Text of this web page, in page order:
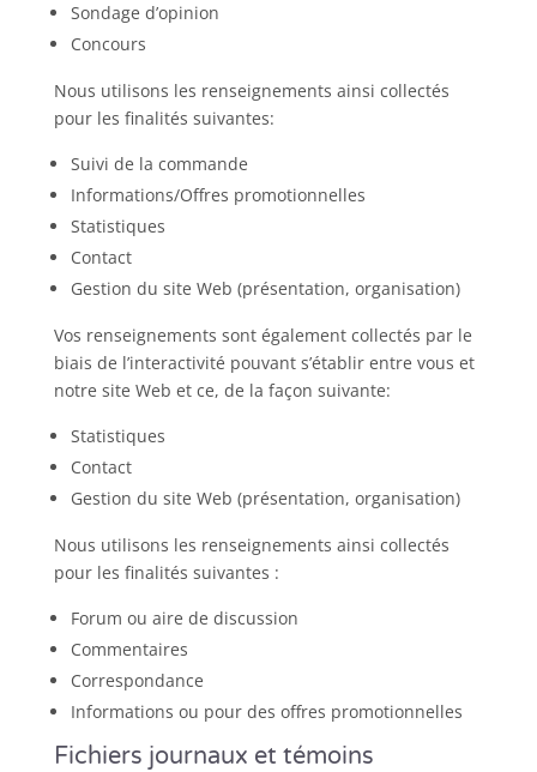
Sondage d’opinion
Concours
Nous utilisons les renseignements ainsi collectés
pour les finalités suivantes:
Suivi de la commande
Informations/Offres promotionnelles
Statistiques
Contact
Gestion du site Web (présentation, organisation)
Vos renseignements sont également collectés par le
biais de l’interactivité pouvant s’établir entre vous et
notre site Web et ce, de la façon suivante:
Statistiques
Contact
Gestion du site Web (présentation, organisation)
Nous utilisons les renseignements ainsi collectés
pour les finalités suivantes :
Forum ou aire de discussion
Commentaires
Correspondance
Informations ou pour des offres promotionnelles
Fichiers journaux et témoins